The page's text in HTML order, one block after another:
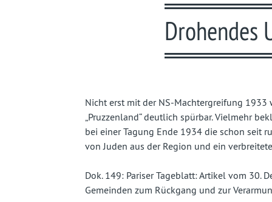
in
ein
vergessenes
Land
Drohendes
Nicht erst mit der NS-Machtergreifung
„Pruzzenland“ deutlich spürbar. Vielmehr
bei einer Tagung Ende 1934 die schon seit
von Juden aus der Region und ein
Dok. 149: Pariser Tageblatt: Artikel vom 30.
Gemeinden zum Rückgang und zur